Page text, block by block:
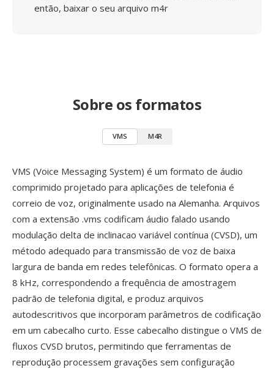
então, baixar o seu arquivo m4r
Sobre os formatos
VMS M4R
VMS (Voice Messaging System) é um formato de áudio
comprimido projetado para aplicações de telefonia é
correio de voz, originalmente usado na Alemanha. Arquivos
com a extensão .vms codificam áudio falado usando
modulação delta de inclinacao variável contínua (CVSD), um
método adequado para transmissão de voz de baixa
largura de banda em redes telefônicas. O formato opera a
8 kHz, correspondendo a frequência de amostragem
padrão de telefonia digital, e produz arquivos
autodescritivos que incorporam parâmetros de codificação
em um cabecalho curto. Esse cabecalho distingue o VMS de
fluxos CVSD brutos, permitindo que ferramentas de
reprodução processem gravações sem configuração